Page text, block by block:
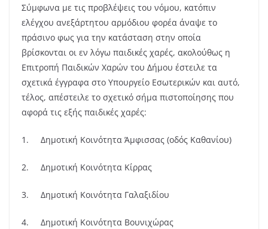
Σύμφωνα με τις προβλέψεις του νόμου, κατόπιν
ελέγχου ανεξάρτητου αρμόδιου φορέα άναψε το
πράσινο φως για την κατάσταση στην οποία
βρίσκονται οι εν λόγω παιδικές χαρές, ακολούθως η
Επιτροπή Παιδικών Χαρών του Δήμου έστειλε τα
σχετικά έγγραφα στο Υπουργείο Εσωτερικών και αυτό,
τέλος, απέστειλε το σχετικό σήμα πιστοποίησης που
αφορά τις εξής παιδικές χαρές:
1. Δημοτική Κοινότητα Άμφισσας (οδός Καθανίου)
2. Δημοτική Κοινότητα Κίρρας
3. Δημοτική Κοινότητα Γαλαξιδίου
4. Δημοτική Κοινότητα Βουνιχώρας